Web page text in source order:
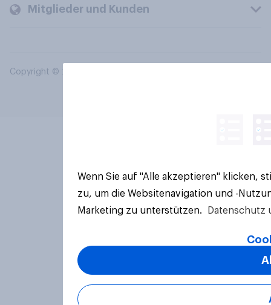
Mitglieder und Kunden
Copyright © 2026 YouGov PLC. Alle Rechte vorbehalten.
Wenn Sie auf "Alle akzeptieren" klicken,
zu, um die Websitenavigation und -
Marketing zu unterstützen.
Datenschutz